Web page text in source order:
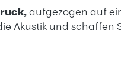
aufgezogen auf
Akustik und